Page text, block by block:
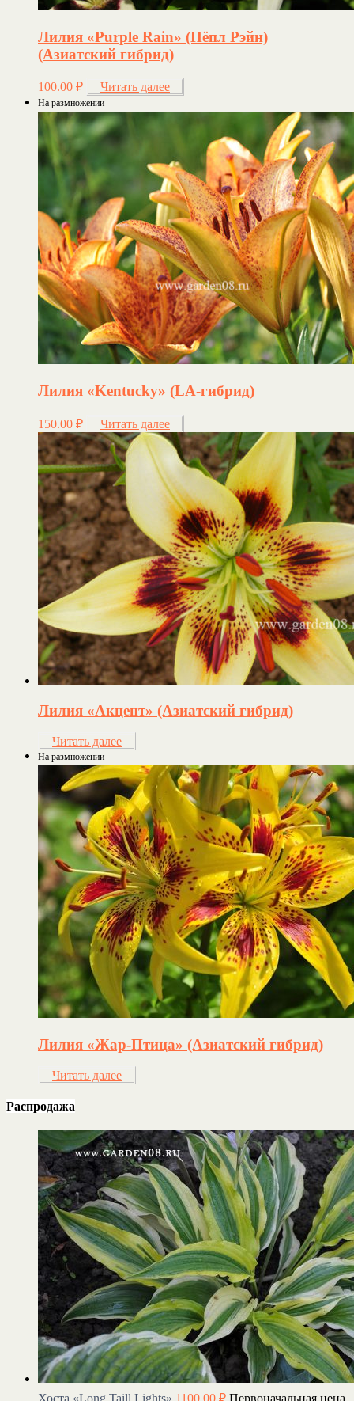
Лилия «Purple Rain» (Пёпл Рэйн)
(Азиатский гибрид)
100.00 ₽ Читать далее
На размножении
Лилия «Kentucky» (LA-гибрид)
150.00 ₽ Читать далее
Лилия «Акцент» (Азиатский гибрид)
Читать далее
На размножении
Лилия «Жар-Птица» (Азиатский гибрид)
Читать далее
Распродажа